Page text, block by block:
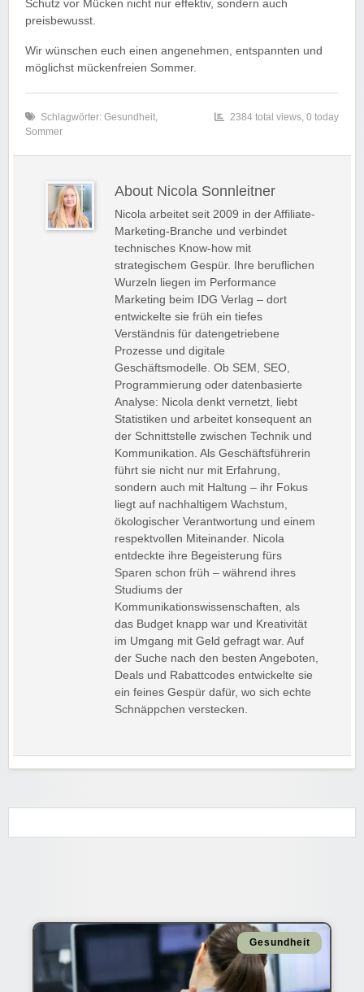
Schutz vor Mücken nicht nur effektiv, sondern auch
preisbewusst.
Wir wünschen euch einen angenehmen, entspannten und
möglichst mückenfreien Sommer.
Schlagwörter: Gesundheit
Sommer
2384 total views, 0 today
About Nicola Sonnleitner
Nicola arbeitet seit 2009 in der Affiliate-
Marketing-Branche und verbindet
technisches Know-how mit
strategischem Gespür. Ihre beruflichen
Wurzeln liegen im Performance
Marketing beim IDG Verlag – dort
entwickelte sie früh ein tiefes
Verständnis für datengetriebene
Prozesse und digitale
Geschäftsmodelle. Ob SEM, SEO,
Programmierung oder datenbasierte
Analyse: Nicola denkt vernetzt, liebt
Statistiken und arbeitet konsequent an
der Schnittstelle zwischen Technik und
Kommunikation. Als Geschäftsführerin
führt sie nicht nur mit Erfahrung,
sondern auch mit Haltung – ihr Fokus
liegt auf nachhaltigem Wachstum,
ökologischer Verantwortung und einem
respektvollen Miteinander. Nicola
entdeckte ihre Begeisterung fürs
Sparen schon früh – während ihres
Studiums der
Kommunikationswissenschaften, als
das Budget knapp war und Kreativität
im Umgang mit Geld gefragt war. Auf
der Suche nach den besten Angeboten,
Deals und Rabattcodes entwickelte sie
ein feines Gespür dafür, wo sich echte
Schnäppchen verstecken.
Gesundheit